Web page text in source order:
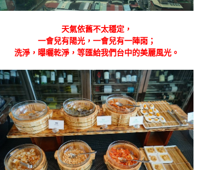
天氣依舊不太穩定，
一會兒有陽光，一會兒有一陣雨；
洗淨，曝曬乾淨，等匯給我們台中的美麗風光。